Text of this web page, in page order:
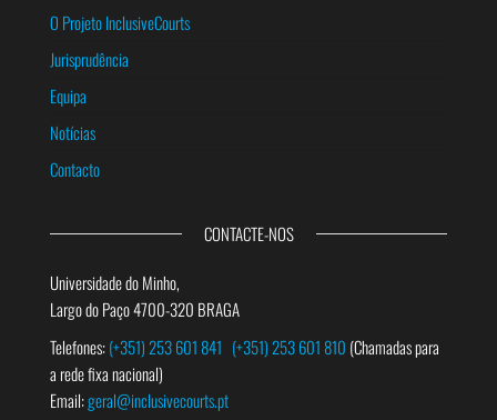
O Projeto InclusiveCourts
Jurisprudência
Equipa
Notícias
Contacto
CONTACTE-NOS
Universidade do Minho,
Largo do Paço 4700-320 BRAGA
Telefones:(+351) 253 601 841 (+351) 253 601 810 (Chamadas para
a rede fixa nacional)
Email:geral@inclusivecourts.pt